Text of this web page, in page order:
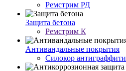
Ремстрим РД
Защита бетона
Ремстрим К
Антивандальные покрытия
Cилокор антиграффити